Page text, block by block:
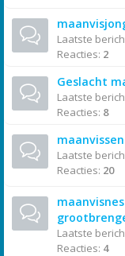
Laatste
Reacties: 2
Geslacht
Laatste
Reacties: 8
Laatste
Reacties: 20
Laatste
Reacties: 4